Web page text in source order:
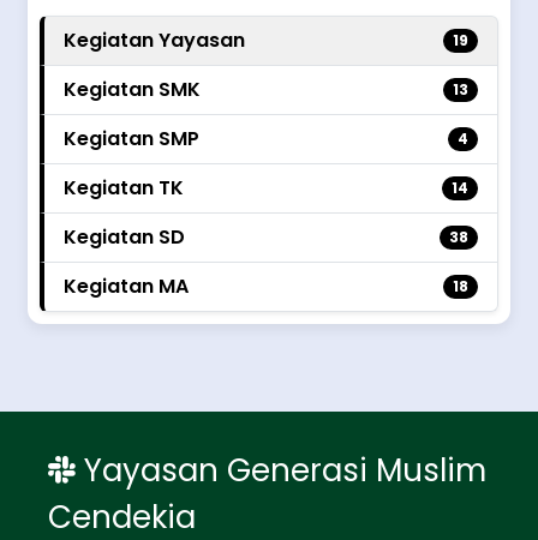
Kegiatan Yayasan 19
Kegiatan SMK 13
Kegiatan SMP 4
Kegiatan TK 14
Kegiatan SD 38
Kegiatan MA 18
Yayasan Generasi Muslim
Cendekia